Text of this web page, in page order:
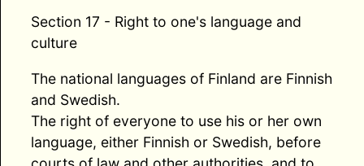
Section 17 - Right to one's language and
culture
The national languages of Finland are Finnish
and Swedish.
The right of everyone to use his or her own
language, either Finnish or Swedish, before